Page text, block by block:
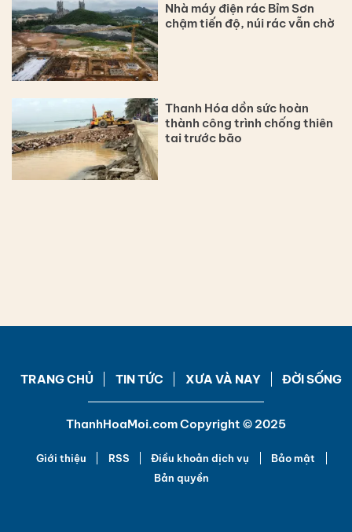
Nhà máy điện rác Bỉm Sơn
chậm tiến độ, núi rác vẫn chờ
Thanh Hóa dồn sức hoàn
thành công trình chống thiên
tai trước bão
TRANG CHỦ TIN TỨC XƯA VÀ NAY ĐỜI SỐNG
ThanhHoaMoi.com Copyright © 2025
Giới thiệu RSS Điều khoản dịch vụ
Bảo mật
Bản quyền